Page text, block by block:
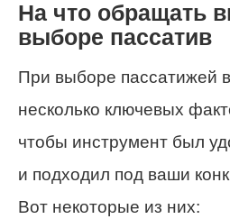
На что обращать
выборе пассатив
При выборе пассатижей
несколько ключевых
чтобы инструмент был
и подходил под ваши
Вот некоторые из них: